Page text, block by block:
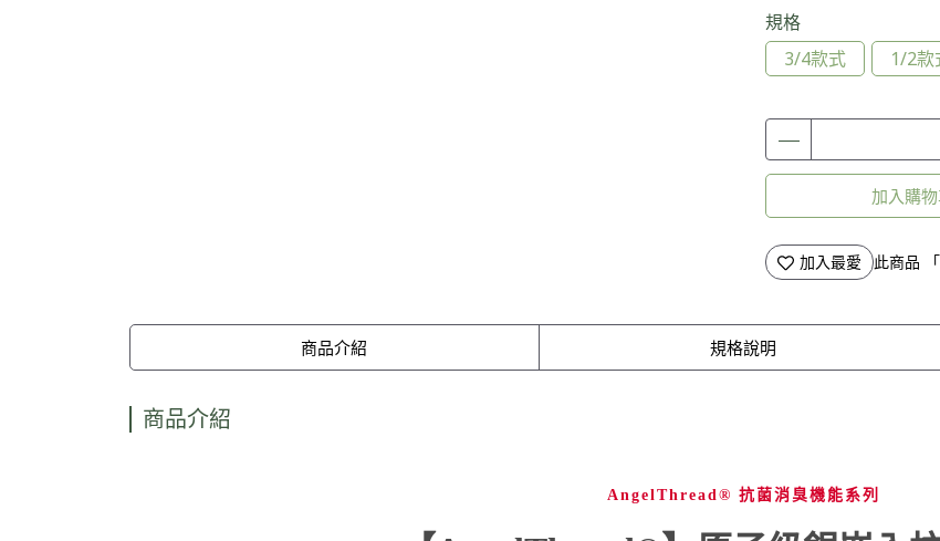
規格
3/4款式
1/2款
加入購
加入最愛 此商品
商品介紹 規格說明
商品介紹
AngelThread® 抗菌消臭機能系列